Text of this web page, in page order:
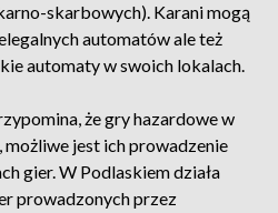
skarbowych). Karani mogą
automatów ale też
automaty w swoich lokalach.
że gry hazardowe w
możliwe jest ich prowadzenie
gier. W Podlaskiem działa
prowadzonych przez